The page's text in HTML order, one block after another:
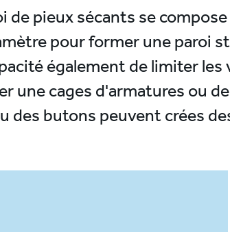
de pieux sécants se
pour former une paroi
également de limiter
une cages d'armatures ou
des butons peuvent crées